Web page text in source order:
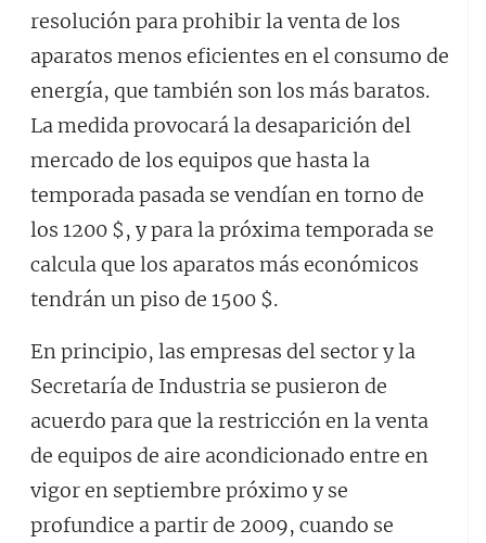
resolución para prohibir la venta de los
aparatos menos eficientes en el consumo de
energía, que también son los más baratos.
La medida provocará la desaparición del
mercado de los equipos que hasta la
temporada pasada se vendían en torno de
los 1200 $, y para la próxima temporada se
calcula que los aparatos más económicos
tendrán un piso de 1500 $.
En principio, las empresas del sector y la
Secretaría de Industria se pusieron de
acuerdo para que la restricción en la venta
de equipos de aire acondicionado entre en
vigor en septiembre próximo y se
profundice a partir de 2009, cuando se